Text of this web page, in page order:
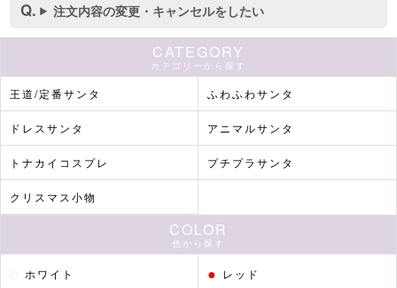
注文内容の変更・キャンセルをしたい
CATEGORY
カテゴリーから探す
王道/定番サンタ ふわふわサンタ
ドレスサンタ アニマルサンタ
トナカイコスプレ プチプラサンタ
クリスマス小物
COLOR
色から探す
ホワイト ● レッド